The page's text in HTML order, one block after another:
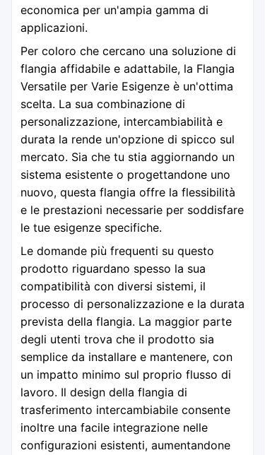
economica per un'ampia gamma di
applicazioni.
Per coloro che cercano una soluzione di
flangia affidabile e adattabile, la Flangia
Versatile per Varie Esigenze è un'ottima
scelta. La sua combinazione di
personalizzazione, intercambiabilità e
durata la rende un'opzione di spicco sul
mercato. Sia che tu stia aggiornando un
sistema esistente o progettandone uno
nuovo, questa flangia offre la flessibilità
e le prestazioni necessarie per soddisfare
le tue esigenze specifiche.
Le domande più frequenti su questo
prodotto riguardano spesso la sua
compatibilità con diversi sistemi, il
processo di personalizzazione e la durata
prevista della flangia. La maggior parte
degli utenti trova che il prodotto sia
semplice da installare e mantenere, con
un impatto minimo sul proprio flusso di
lavoro. Il design della flangia di
trasferimento intercambiabile consente
inoltre una facile integrazione nelle
configurazioni esistenti, aumentandone